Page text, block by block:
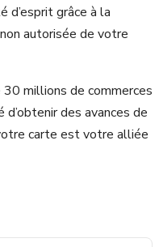
d’esprit grâce à la
autorisée de votre
millions de commerces
des avances de
carte est votre alliée